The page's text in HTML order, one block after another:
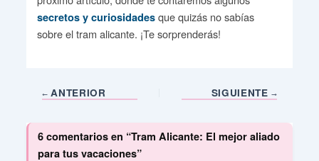
secretos y curiosidades que quizás no sabías
sobre el tram alicante. ¡Te sorprenderás!
ANTERIOR SIGUIENTE
6 comentarios en “Tram Alicante: El mejor aliado
para tus vacaciones”